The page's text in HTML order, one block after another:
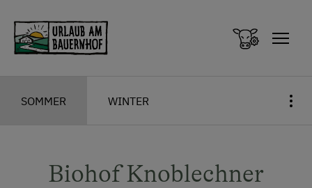
SOMMER WINTER
Biohof Knoblechner